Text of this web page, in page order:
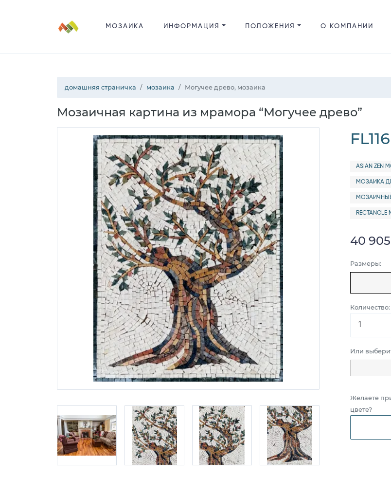
МОЗАИКА ИНФОРМАЦИЯ ПОЛОЖЕНИЯ О КОМПАНИИ
домашняя страничка мозаика Могучее древо, мозаика
Мозаичная картина из мрамора “Могучее древо”
FL116
ASIAN ZEN
МОЗАИКА
RECTANGLE
40
Размеры:
Количество:
Или
Желаете
цвете?